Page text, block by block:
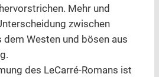
Mehr und
zwischen
dem Westen und bösen aus
des LeCarré-Romans ist